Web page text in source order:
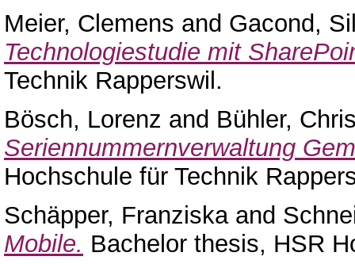
Meier, Clemens and Gacond,
Technologiestudie mit
Technik Rapperswil.
Bösch, Lorenz and Bühler,
Seriennummernverwaltung
Hochschule für Technik
Schäpper, Franziskaand
Mobile. Bachelor thesis, HSR